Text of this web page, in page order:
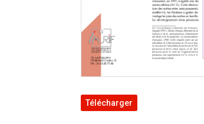
Télécharger